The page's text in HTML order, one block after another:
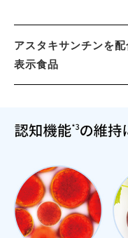
アスタキサンチンを
表示食品